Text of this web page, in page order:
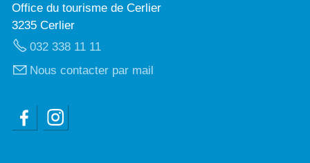
Office du tourisme de Cerlier
3235 Cerlier
032 338 11 11
Nous contacter par mail